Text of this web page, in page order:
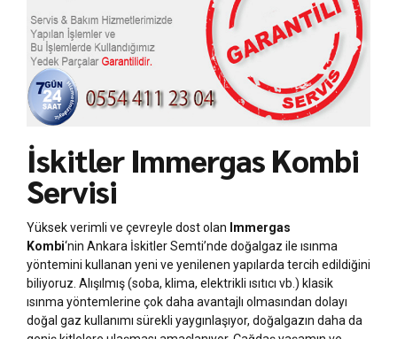
İskitler Immergas Kombi
Servisi
Yüksek verimli ve çevreyle dost olan Immergas
Kombi‘nin Ankara İskitler Semti’nde doğalgaz ile ısınma
yöntemini kullanan yeni ve yenilenen yapılarda tercih edildiğini
biliyoruz. Alışılmış (soba, klima, elektrikli ısıtıcı vb.) klasik
ısınma yöntemlerine çok daha avantajlı olmasından dolayı
doğal gaz kullanımı sürekli yaygınlaşıyor, doğalgazın daha da